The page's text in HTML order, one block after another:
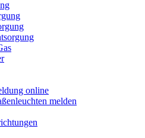
online
melden